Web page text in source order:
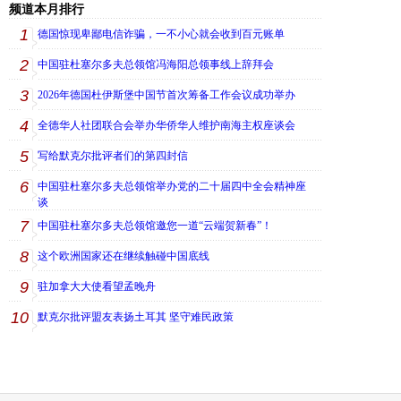
频道本月排行
1 德国惊现卑鄙电信诈骗，一不小心就会收到百元账单
2 中国驻杜塞尔多夫总领馆冯海阳总领事线上辞拜会
3 2026年德国杜伊斯堡中国节首次筹备工作会议成功举办
4 全德华人社团联合会举办华侨华人维护南海主权座谈会
5 写给默克尔批评者们的第四封信
6
中国驻杜塞尔多夫总领馆举办党的二十届四中全会精神座
谈
7 中国驻杜塞尔多夫总领馆邀您一道“云端贺新春”！
8 这个欧洲国家还在继续触碰中国底线
9 驻加拿大大使看望孟晚舟
10 默克尔批评盟友表扬土耳其 坚守难民政策